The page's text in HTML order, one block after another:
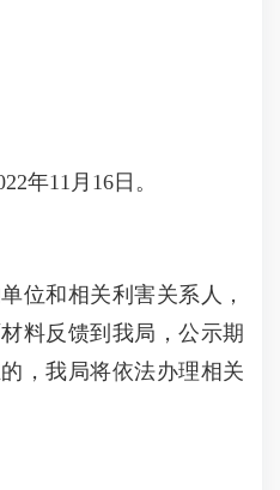
年11月16日。
和相关利害关系人，
料反馈到我局，公示期
，我局将依法办理相关